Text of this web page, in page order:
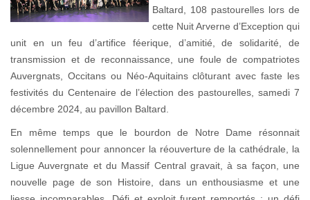
Baltard, 108 pastourelles lors de
cette Nuit Arverne d’Exception qui
unit en un feu d’artifice féerique, d’amitié, de solidarité, de
transmission et de reconnaissance, une foule de compatriotes
Auvergnats, Occitans ou Néo-Aquitains clôturant avec faste les
festivités du Centenaire de l’élection des pastourelles, samedi 7
décembre 2024, au pavillon Baltard.
En même temps que le bourdon de Notre Dame résonnait
solennellement pour annoncer la réouverture de la cathédrale, la
Ligue Auvergnate et du Massif Central gravait, à sa façon, une
nouvelle page de son Histoire, dans un enthousiasme et une